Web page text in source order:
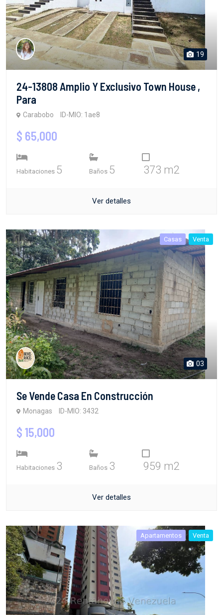
19
24-13808 Amplio Y Exclusivo Town House ,
Para
Carabobo ID-MIO: 1ae8
$ 65,000
Habitaciones 5 Baños 5 373 m2
Ver detalles
Casas Venta
03
Se Vende Casa En Construcción
Monagas ID-MIO: 3432
$ 15,000
Habitaciones 3 Baños 3 959 m2
Ver detalles
Apartamentos Venta